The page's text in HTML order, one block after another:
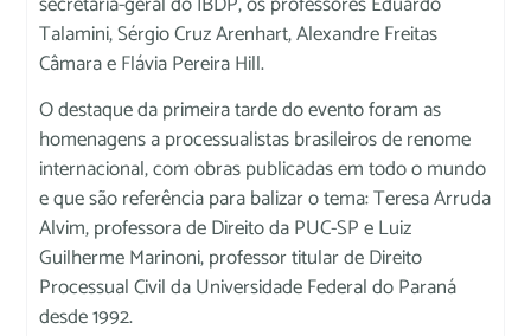
Talamini, Sérgio Cruz Arenhart, Alexandre Freitas
Câmara e Flávia Pereira Hill.
O destaque da primeira tarde do evento foram as
homenagens a processualistas brasileiros de renome
internacional, com obras publicadas em todo o mundo
e que são referência para balizar o tema: Teresa Arruda
Alvim, professora de Direito da PUC-SP e Luiz
Guilherme Marinoni, professor titular de Direito
Processual Civil da Universidade Federal do Paraná
desde 1992.